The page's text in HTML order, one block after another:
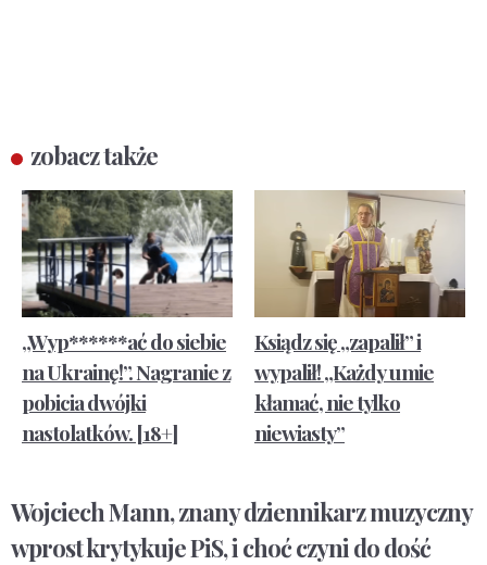
zobacz także
„Wyp******ać do siebie
na Ukrainę!”. Nagranie z
pobicia dwójki
nastolatków. [18+]
Ksiądz się „zapalił” i
wypalił! „Każdy umie
kłamać, nie tylko
niewiasty”
Wojciech Mann, znany dziennikarz muzyczny
wprost krytykuje PiS, i choć czyni do dość